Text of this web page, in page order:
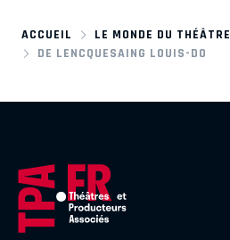
ACCUEIL
LE MONDE DU THÉÂTRE
DE LENCQUESAING LOUIS-DO